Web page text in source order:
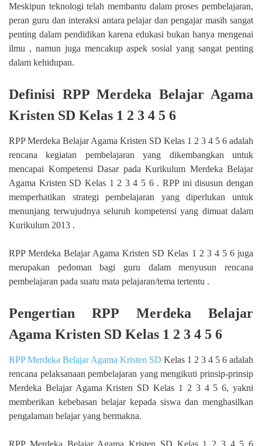
Meskipun teknologi telah membantu dalam proses pembelajaran,
peran guru dan interaksi antara pelajar dan pengajar masih sangat
penting dalam pendidikan karena edukasi bukan hanya mengenai
ilmu , namun juga mencakup aspek sosial yang sangat penting
dalam kehidupan.
Definisi RPP Merdeka Belajar Agama
Kristen SD Kelas 1 2 3 4 5 6
RPP Merdeka Belajar Agama Kristen SD Kelas 1 2 3 4 5 6 adalah
rencana kegiatan pembelajaran yang dikembangkan untuk
mencapai Kompetensi Dasar pada Kurikulum Merdeka Belajar
Agama Kristen SD Kelas 1 2 3 4 5 6 . RPP ini disusun dengan
memperhatikan strategi pembelajaran yang diperlukan untuk
menunjang terwujudnya seluruh kompetensi yang dimuat dalam
Kurikulum 2013 .
RPP Merdeka Belajar Agama Kristen SD Kelas 1 2 3 4 5 6 juga
merupakan pedoman bagi guru dalam menyusun rencana
pembelajaran pada suatu mata pelajaran/tema tertentu .
Pengertian RPP Merdeka Belajar
Agama Kristen SD Kelas 1 2 3 4 5 6
RPP Merdeka Belajar Agama Kristen SD Kelas 1 2 3 4 5 6 adalah
rencana pelaksanaan pembelajaran yang mengikuti prinsip-prinsip
Merdeka Belajar Agama Kristen SD Kelas 1 2 3 4 5 6, yakni
memberikan kebebasan belajar kepada siswa dan menghasilkan
pengalaman belajar yang bermakna.